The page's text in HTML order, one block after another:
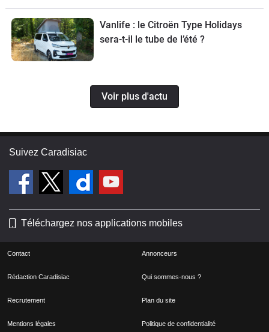
de ce break de chasse sera limitée à
70 exemplaires.
Vanlife : le Citroën Type Holidays
sera-t-il le tube de l’été ?
Voir plus d'actu
Suivez Caradisiac
Téléchargez nos applications mobiles
Contact Annonceurs
Rédaction Caradisiac Qui sommes-nous ?
Recrutement Plan du site
Mentions légales Politique de confidentialité